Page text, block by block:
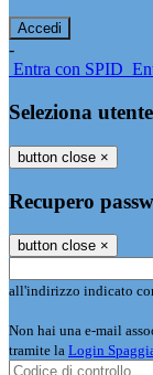
-
Entra con SPID
Seleziona utente
button close ×
Recupero
button close ×
all'indirizzo indicato
Non hai una e-mail
tramite la Login